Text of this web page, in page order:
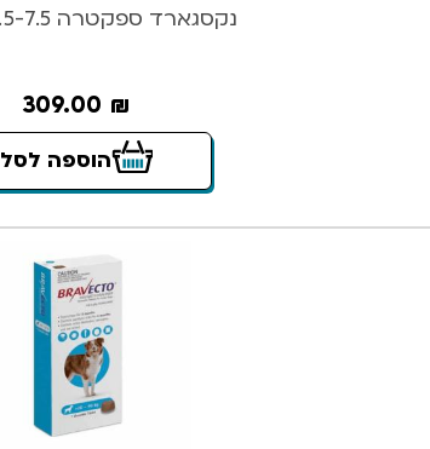
נקסגארד ספקטרה 3.5-7.5 ק”ג (S)
309.00 ₪
הוספה לסל